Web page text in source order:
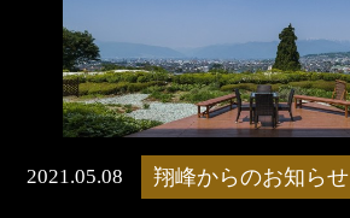
2021.05.08 翔峰からのお知らせ